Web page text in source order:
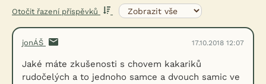
Otočit řazení příspěvků
jonÁŠ 17.10.2018 12:07
Jaké máte zkušenosti s chovem kakariků
rudočelých a to jednoho samce a dvouch samic ve